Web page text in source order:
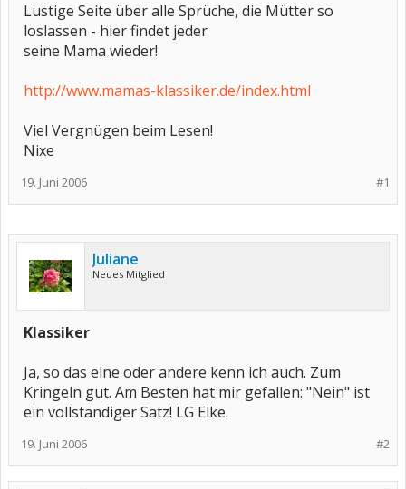
Lustige Seite über alle Sprüche, die Mütter so
loslassen - hier findet jeder
seine Mama wieder!
http://www.mamas-klassiker.de/index.html
Viel Vergnügen beim Lesen!
Nixe
#1
19. Juni 2006
Juliane
Neues Mitglied
Klassiker
Ja, so das eine oder andere kenn ich auch. Zum
Kringeln gut. Am Besten hat mir gefallen: "Nein" ist
ein vollständiger Satz! LG Elke.
#2
19. Juni 2006